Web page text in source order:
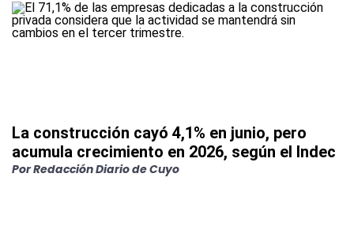
La construcción cayó 4,1% en junio, pero
acumula crecimiento en 2026, según el Indec
PorRedacción Diario de Cuyo